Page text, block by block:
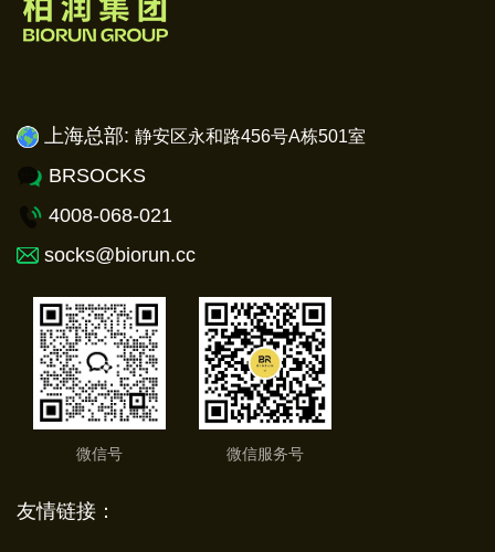
上海总部: 静安区永和路456号A栋501室
BRSOCKS
4008-068-021
socks@biorun.cc
微信号 微信服务号
友情链接：